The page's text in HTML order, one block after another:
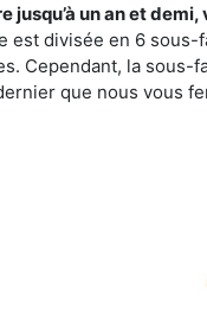
jusqu’à un an et demi,
est divisée en 6
Cependant, la
que nous vous